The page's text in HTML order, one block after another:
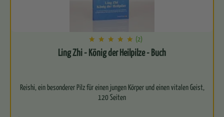
(2)
Ling Zhi - König der Heilpilze - Buch
Reishi, ein besonderer Pilz für einen jungen Körper und einen vitalen Geist,